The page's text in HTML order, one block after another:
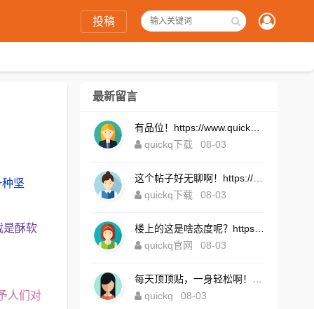
投稿
坚
是酥软
人们对
最新留言
quickq下载
08-03
quickq下载
08-03
quickq官网
08-03
quickq
08-03